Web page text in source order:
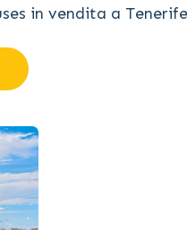
in vendita a